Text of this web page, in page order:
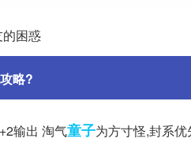
的困惑
略?
输出 淘气童子为方寸怪,封系